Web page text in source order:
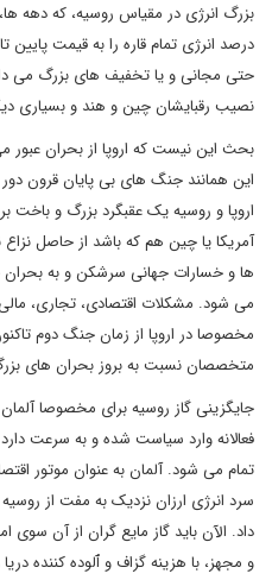
درصد انرژی تمام قاره را به قیمت
حتی مجانی و یا تخفیف های بزرگ می
نصیب رقبایشان چین و هند و بسیاری
بحث این نیست که اروپا از بحران
این همانند جنگ های بی پایان قرون
اروپا و روسیه یک عقبگرد بزرگ و
آمریکا یا چین هم که باشد از حاصل
ها و خسارات جهانی سرشکن و به بحران
می شود. مشکلات اقتصادی، تجاری،
مخصوصا در اروپا از زمان جنگ دوم
متخصصان نسبت به بروز بحران های
جایگزینی گاز روسیه برای مخصوصا
فعالانه وارد سیاست شده و به سرعت
تمام می شود. آلمان به عنوان موتور
سرد انرژی ارزان نزدیک به مفت از
داد. الآن باید گاز مایع گران از آن سوی
و مجهز، با هزینه گزاف و ٱلوده کننده